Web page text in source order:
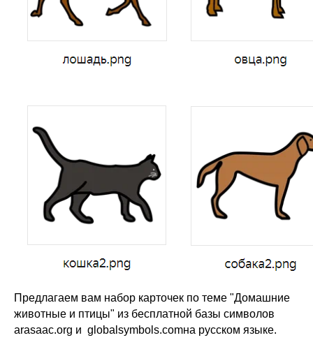
Предлагаем вам набор карточек по теме "Домашние
животные и птицы" из бесплатной базы символов
arasaac.org и globalsymbols.comна русском языке.